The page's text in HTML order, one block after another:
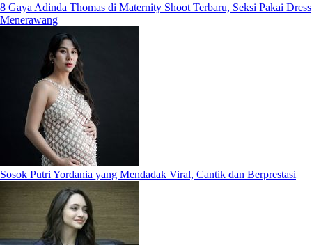
8 Gaya Adinda Thomas di Maternity Shoot Terbaru, Seksi Pakai Dress
Menerawang
Sosok Putri Yordania yang Mendadak Viral, Cantik dan Berprestasi